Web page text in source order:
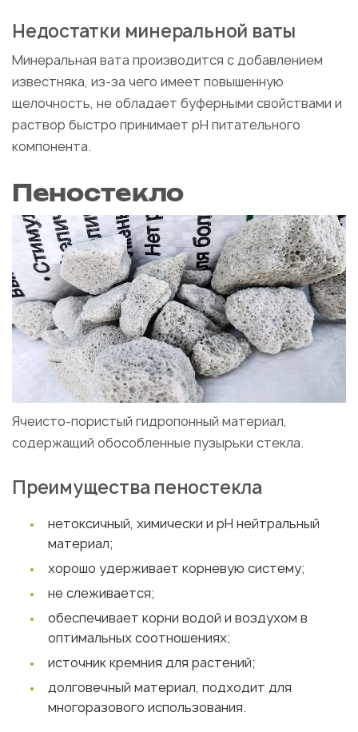
Недостатки минеральной ваты
Минеральная вата производится с добавлением
известняка, из-за чего имеет повышенную
щелочность, не обладает буферными свойствами и
раствор быстро принимает рН питательного
компонента.
Пеностекло
Ячеисто-пористый гидропонный материал,
содержащий обособленные пузырьки стекла.
Преимущества пеностекла
нетоксичный, химически и рН нейтральный
материал;
хорошо удерживает корневую систему;
не слеживается;
обеспечивает корни водой и воздухом в
оптимальных соотношениях;
источник кремния для растений;
долговечный материал, подходит для
многоразового использования.